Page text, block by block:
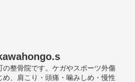
の整骨院です。ケガやスポーツ外傷
め、肩こり・頭痛・噛みしめ・慢性